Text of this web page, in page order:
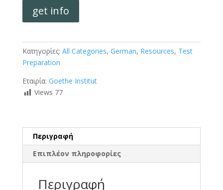
get info
Κατηγορίες: All Categories, German, Resources, Test
Preparation
Εταιρία: Goethe Institut
Views 77
Περιγραφή
Επιπλέον πληροφορίες
Περιγραφή